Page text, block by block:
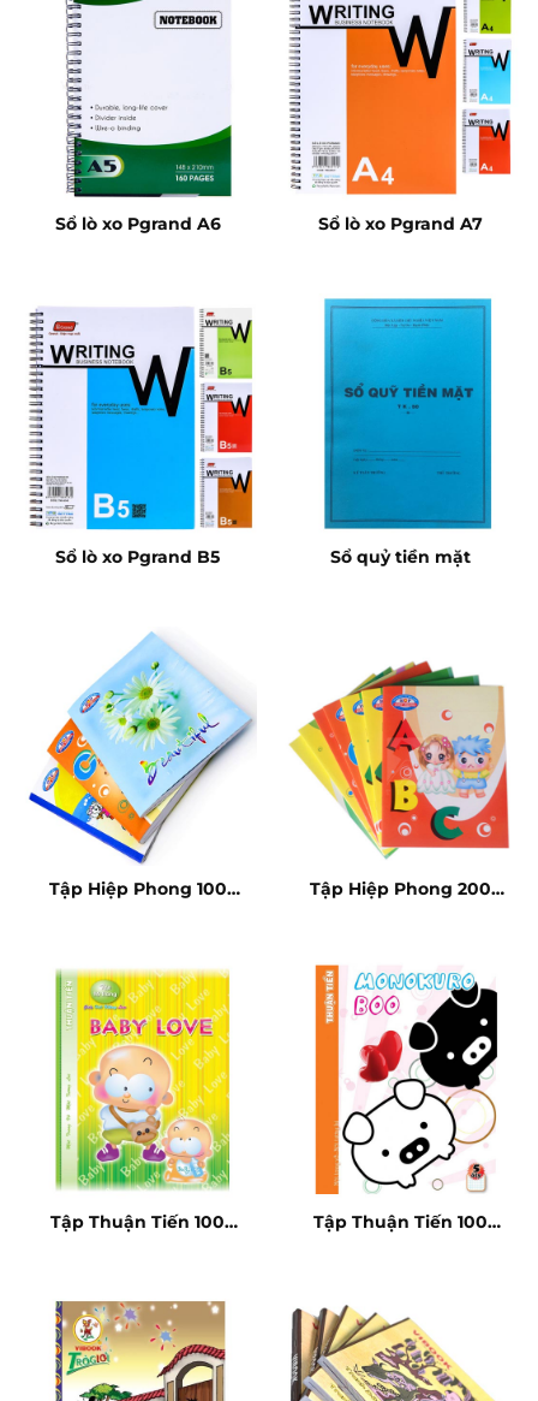
Sổ lò xo Pgrand A6 Sổ lò xo Pgrand A7
Sổ lò xo Pgrand B5 Sổ quỷ tiền mặt
Tập Hiệp Phong 100
Tập Hiệp Phong 200
Tập Thuận Tiến 100
Tập Thuận Tiến 100